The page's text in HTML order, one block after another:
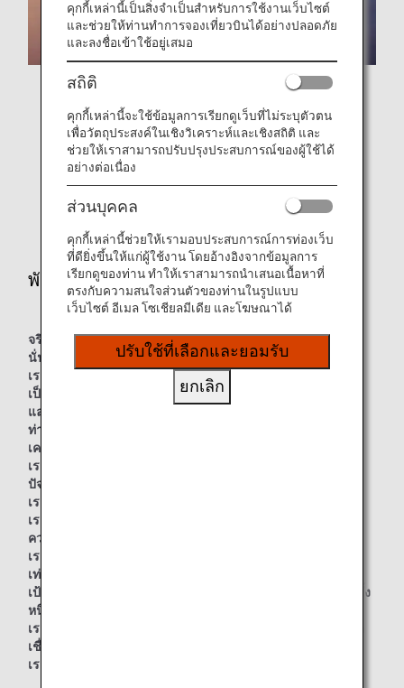
Inspiration of JAPAN
พันธกิจหลักของแบรนด์
จริงใจ อ่อนน้อม และสุภาพเสมอ
นั่นคือคำสัญญาของ ANA
เรามุ่งมั่นสู่ความเป็นเลิศและทำงานร่วมกัน
เป็นหนึ่งเดียวเพื่อสร้างความมั่นใจในการปฏิบัติงานที่ปลอดภัย
และตรงเวลาไม่ว่าจะอยู่ในสถานการณ์ใดก็ตาม
ท่ามกลางความท้าทายและอุปสรรคทั้งหลายที่เราเผชิญ เราไม่
เคยยอมแพ้
เรายังคงผลักดันขอบเขตของการบินให้เหนือกว่าขีดจำกัดของ
ปัจจุบัน
เรามุ่งมั่นที่จะขยายเส้นทางบินตามรอยรากฐานที่เรียบง่ายของ
เรา
ความทุ่มเทที่มีต่อลูกค้าคืองานฝีมือของเรา
เราพยายามอย่างทุ่มเทในทุกวันเพื่อสร้างคุณค่าที่มีเพียงเรา
เท่านั้นที่สามารถให้ได้
เป้าหมายของเราคือการเติมเต็มชีวิตของลูกค้าผ่านช่วงเวลาครั้ง
หนึ่งในชีวิตที่น่าตื่นเต้นและสร้างแรงบันดาลใจ
เรามอบปีกเพื่อการเดินทางอย่างใจหมายให้กับลูกค้าของเราเพื่อ
เชื่อมหนทางสู่โลกและสู่สิ่งต่างๆ อันเป็นที่รักของลูกค้า
เราคือ “Inspiration of JAPAN”
คุกกี้เหล่านี้เป็นสิ่งจำเป็นสำหรับการใช้งานเว็บไซต์
และช่วยให้ท่านทำการจองเที่ยวบินได้อย่างปลอดภัย
และลงชื่อเข้าใช้อยู่เสมอ
สถิติ
คุกกี้เหล่านี้จะใช้ข้อมูลการเรียกดูเว็บที่ไม่ระบุตัวตน
เพื่อวัตถุประสงค์ในเชิงวิเคราะห์และเชิงสถิติ และ
ช่วยให้เราสามารถปรับปรุงประสบการณ์ของผู้ใช้ได้
อย่างต่อเนื่อง
ส่วนบุคคล
คุกกี้เหล่านี้ช่วยให้เรามอบประสบการณ์การท่องเว็บ
ที่ดียิ่งขึ้นให้แก่ผู้ใช้งาน โดยอ้างอิงจากข้อมูลการ
เรียกดูของท่าน ทำให้เราสามารถนำเสนอเนื้อหาที่
ตรงกับความสนใจส่วนตัวของท่านในรูปแบบ
เว็บไซต์ อีเมล โซเชียลมีเดีย และโฆษณาได้
ปรับใช้ที่เลือกและยอมรับ
ยกเลิก